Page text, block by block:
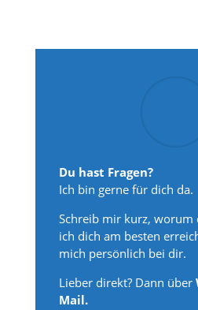
Du hast Fragen?
Ich bin gerne für dich da.
Schreib mir kurz, worum
ich dich am besten
mich persönlich bei dir.
Lieber direkt? Dann über
Mail.